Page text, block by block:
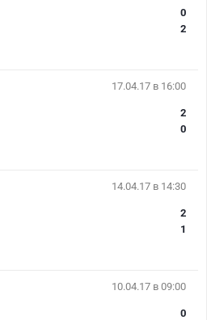
0
2
17.04.17 в 16:00
2
0
14.04.17 в 14:30
2
1
10.04.17 в 09:00
0